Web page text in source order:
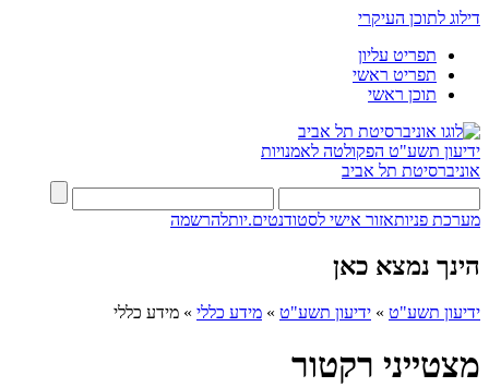
דילוג לתוכן העיקרי
תפריט עליון
תפריט ראשי
תוכן ראשי
ידיעון תשע"ט הפקולטה לאמנויות
אוניברסיטת תל אביב
מערכת פניותאזור אישי לסטודנטים.יותלהרשמה
הינך נמצא כאן
ידיעון תשע"ט » ידיעון תשע"ט » מידע כללי » מידע כללי
מצטייני רקטור